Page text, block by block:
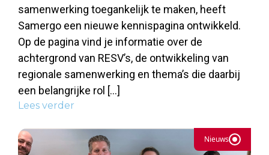
samenwerking toegankelijk te maken, heeft
Samergo een nieuwe kennispagina ontwikkeld.
Op de pagina vind je informatie over de
achtergrond van RESV’s, de ontwikkeling van
regionale samenwerking en thema’s die daarbij
een belangrijke rol […]
Lees verder
Nieuws